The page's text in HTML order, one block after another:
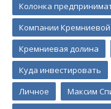
Колонка
Компании
Кремниевая долина
Куда инвестировать
Личное
Максим